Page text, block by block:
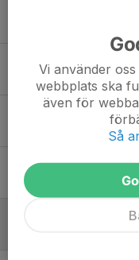
Andra laget
26 feb, 15:08
26 feb, 11:23
På lördag är
27 mar 2025
7:e laget klart
Vi använder
webbplats ska
även för
Så